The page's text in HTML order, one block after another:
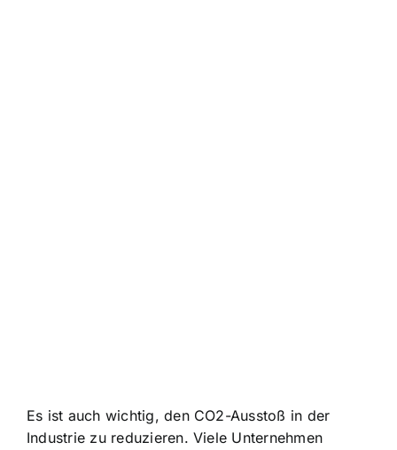
Es ist auch wichtig, den CO2-Ausstoß in der
Industrie zu reduzieren. Viele Unternehmen